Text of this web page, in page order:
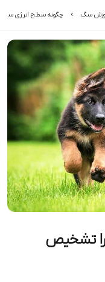
سگ چگونه سطح انرژی سگ
تشخیص